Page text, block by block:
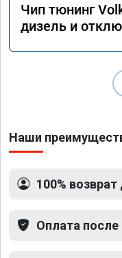
Чип тюнинг
дизель и
Наши
100% возврат
Оплата после